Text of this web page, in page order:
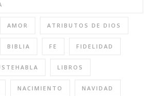
AMOR ATRIBUTOS DE DIOS
BIBLIA FE FIDELIDAD
LIBROS
NACIMIENTO NAVIDAD